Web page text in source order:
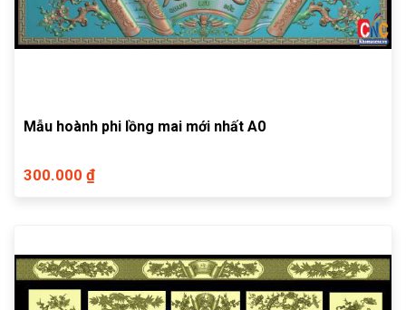
Mẫu hoành phi lồng mai mới nhất A0
300.000 ₫